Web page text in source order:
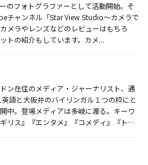
のフォトグラファーとして活動開始。そ
チャンネル「Star View Studio〜カメラで
メラやレンズなどのレビューはもちろ
トの紹介もしています。カメ...
ン在住のメディア・ジャーナリスト、通
語と大阪弁のバイリンガル１つの枠にと
中。登場メディアは多岐に渡る。キーワ
リス』『エンタメ』『コメディ』『トラ